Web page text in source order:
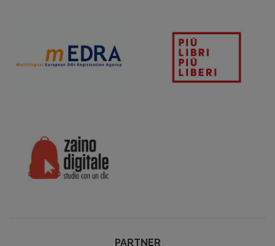
PARTNER